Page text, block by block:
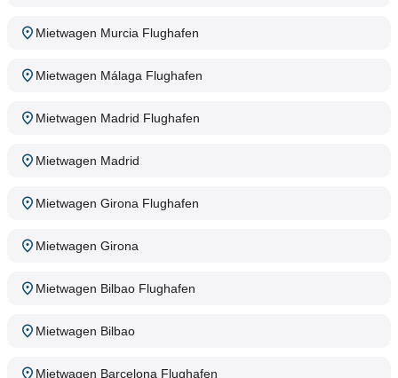
Mietwagen Murcia Flughafen
Mietwagen Málaga Flughafen
Mietwagen Madrid Flughafen
Mietwagen Madrid
Mietwagen Girona Flughafen
Mietwagen Girona
Mietwagen Bilbao Flughafen
Mietwagen Bilbao
Mietwagen Barcelona Flughafen